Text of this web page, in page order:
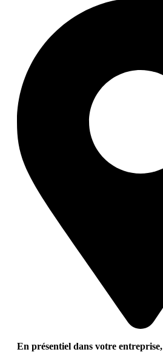
En présentiel dans votre entreprise,